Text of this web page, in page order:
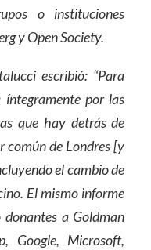
o instituciones
y Open Society.
escribió: “Para
íntegramente por las
que hay detrás de
común de Londres [y
el cambio de
El mismo informe
a Goldman
Google, Microsoft,